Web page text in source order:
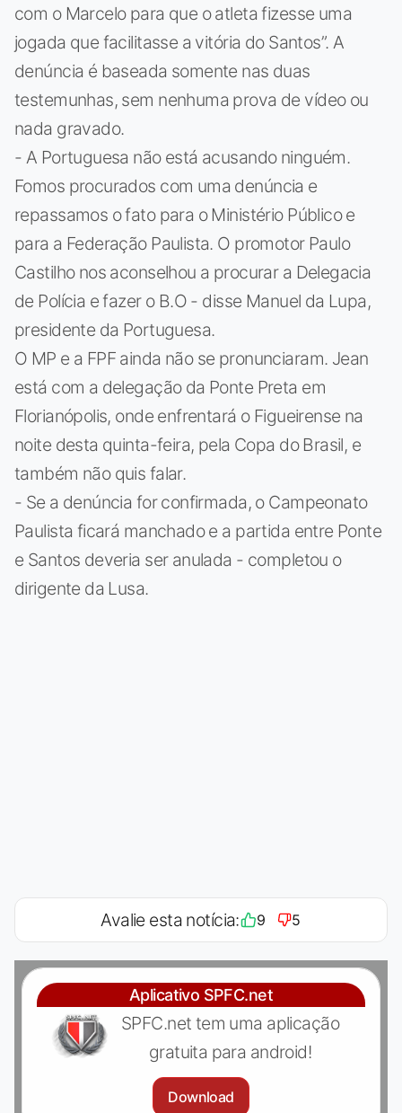
com o Marcelo para que o atleta fizesse uma
jogada que facilitasse a vitória do Santos”. A
denúncia é baseada somente nas duas
testemunhas, sem nenhuma prova de vídeo ou
nada gravado.
- A Portuguesa não está acusando ninguém.
Fomos procurados com uma denúncia e
repassamos o fato para o Ministério Público e
para a Federação Paulista. O promotor Paulo
Castilho nos aconselhou a procurar a Delegacia
de Polícia e fazer o B.O - disse Manuel da Lupa,
presidente da Portuguesa.
O MP e a FPF ainda não se pronunciaram. Jean
está com a delegação da Ponte Preta em
Florianópolis, onde enfrentará o Figueirense na
noite desta quinta-feira, pela Copa do Brasil, e
também não quis falar.
- Se a denúncia for confirmada, o Campeonato
Paulista ficará manchado e a partida entre Ponte
e Santos deveria ser anulada - completou o
dirigente da Lusa.
Avalie esta notícia: 9 5
Aplicativo SPFC.net
SPFC.net tem uma aplicação
gratuita para android!
Download